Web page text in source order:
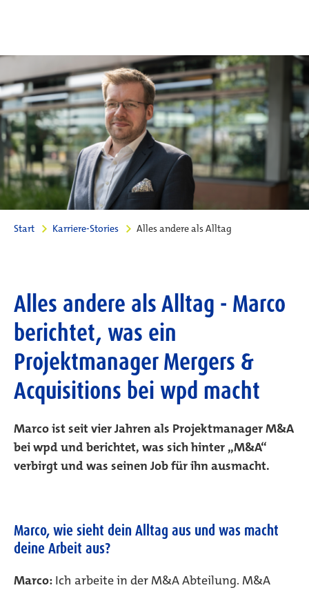
Start Karriere-Stories Alles andere als Alltag
Alles andere als Alltag - Marco
berichtet, was ein
Projektmanager Mergers &
Acquisitions bei wpd macht
Marco ist seit vier Jahren als Projektmanager M&A
bei wpd und berichtet, was sich hinter „M&A“
verbirgt und was seinen Job für ihn ausmacht.
Marco, wie sieht dein Alltag aus und was macht
deine Arbeit aus?
Marco: Ich arbeite in der M&A Abteilung. M&A